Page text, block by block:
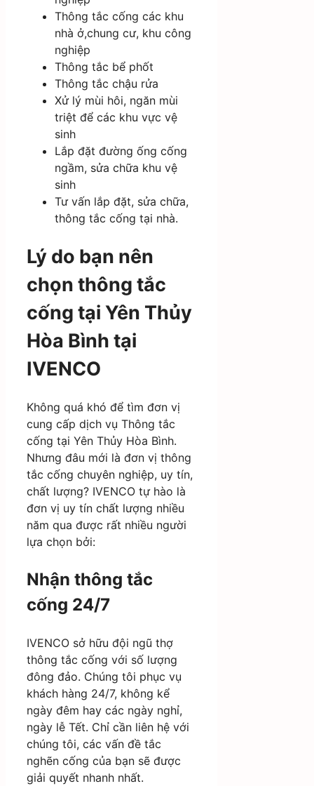
Thông tắc cống các khu
nhà ở,chung cư, khu công
nghiệp
Thông tắc bể phốt
Thông tắc chậu rửa
Xử lý mùi hôi, ngăn mùi
triệt để các khu vực vệ
sinh
Lắp đặt đường ống cống
ngầm, sửa chữa khu vệ
sinh
Tư vấn lắp đặt, sửa chữa,
thông tắc cống tại nhà.
Lý do bạn nên
chọn thông tắc
cống tại Yên Thủy
Hòa Bình tại
IVENCO
Không quá khó để tìm đơn vị
cung cấp dịch vụ Thông tắc
cống tại Yên Thủy Hòa Bình.
Nhưng đâu mới là đơn vị thông
tắc cống chuyên nghiệp, uy tín,
chất lượng? IVENCO tự hào là
đơn vị uy tín chất lượng nhiều
năm qua được rất nhiều người
lựa chọn bởi:
Nhận thông tắc
cống 24/7
IVENCO sở hữu đội ngũ thợ
thông tắc cống với số lượng
đông đảo. Chúng tôi phục vụ
khách hàng 24/7, không kể
ngày đêm hay các ngày nghỉ,
ngày lễ Tết. Chỉ cần liên hệ với
chúng tôi, các vấn đề tắc
nghẽn cống của bạn sẽ được
giải quyết nhanh nhất.